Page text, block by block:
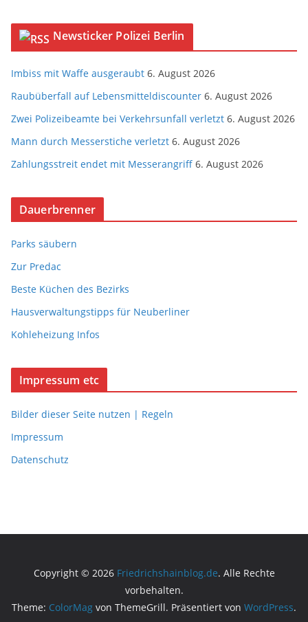
Newsticker Polizei Berlin
Imbiss mit Waffe ausgeraubt 6. August 2026
Raubüberfall auf Lebensmitteldiscounter 6. August 2026
Zwei Polizeibeamte bei Verkehrsunfall verletzt 6. August 2026
Mann durch Messerstiche verletzt 6. August 2026
Zahlungsstreit endet mit Messerangriff 6. August 2026
Dauerbrenner
Parks säubern
Zur Predac
Beste Küchen des Bezirks
Hausverwaltungstipps für Neuberliner
Kohleheizung Infos
Impressum etc
Bilder dieser Seite nutzen | Regeln
Impressum
Datenschutz
Copyright © 2026 Friedrichshainblog.de. Alle Rechte
vorbehalten.
Theme: ColorMag von ThemeGrill. Präsentiert von WordPress.